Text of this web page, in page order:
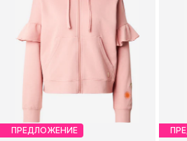
ПРЕДЛОЖЕНИЕ